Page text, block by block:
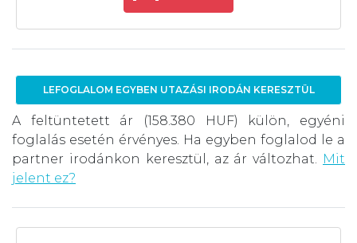
LEFOGLALOM EGYBEN UTAZÁSI IRODÁN KERESZTÜL
A feltüntetett ár (158.380 HUF) külön, egyéni
foglalás esetén érvényes. Ha egyben foglalod le a
partner irodánkon keresztül, az ár változhat. Mit
jelent ez?